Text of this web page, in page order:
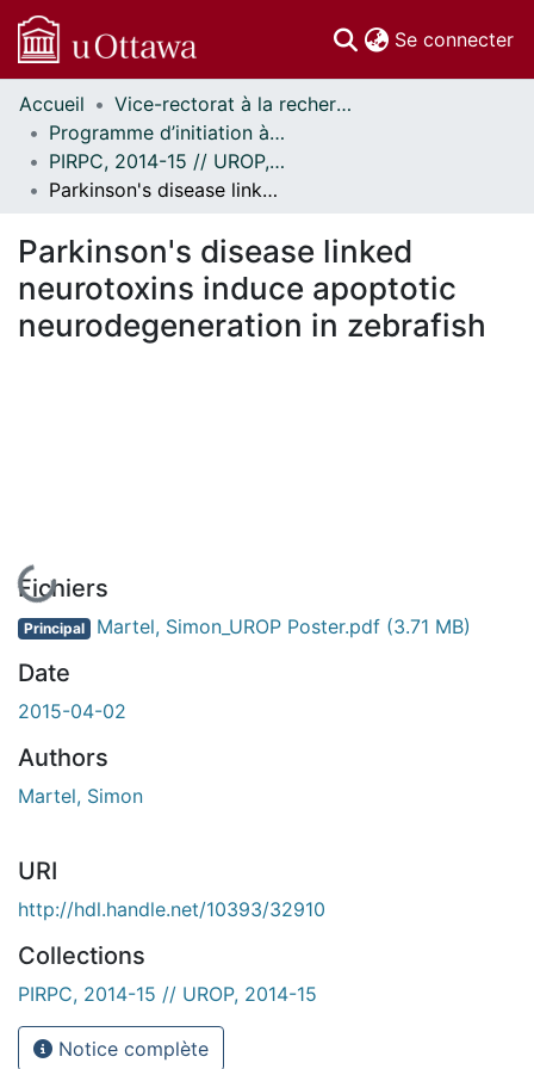
Se connecter
Communautés
et collections
Parcourir
Statistiques
À propos
Accueil
Vice-rectorat à la recherche // Office of the V-P, Research
Programme d’initiation à la recherche au premier cycle (PIRPC) // Undergraduate Research Opportunity Program (UROP)
PIRPC, 2014-15 // UROP, 2014-15
Parkinson's disease linked neurotoxins induce apoptotic neurodegeneration in zebrafish
Parkinson's disease linked
neurotoxins induce apoptotic
neurodegeneration in zebrafish
En cours de chargement...
Fichiers
Principal Martel, Simon_UROP Poster.pdf (3.71 MB)
Date
2015-04-02
Authors
Martel, Simon
URI
http://hdl.handle.net/10393/32910
Collections
PIRPC, 2014-15 // UROP, 2014-15
Notice complète